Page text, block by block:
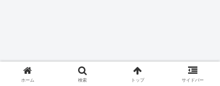
ホーム 検索 トップ サイドバー